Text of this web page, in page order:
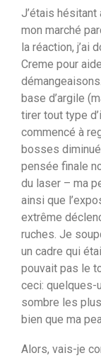
J’étais
mon marché
la réaction, j’ai
Creme pour
base d’argile
tirer tout type
commencé à
bosses
pensée finale
du laser – ma
ainsi que
extrême
ruches. Je
un cadre qui
pouvait pas le
ceci: quelques-
sombre les
bien que ma
Alors, vais-je